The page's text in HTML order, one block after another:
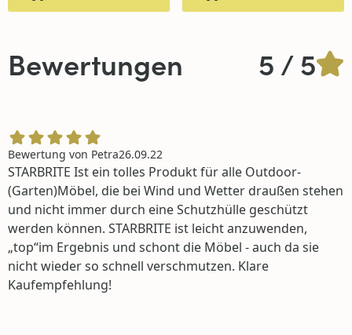
Bewertungen 5 / 5
Bewertung von Petra26. September 2022
26.09.22
STARBRITE Ist ein tolles Produkt für alle Outdoor-
(Garten)Möbel, die bei Wind und Wetter draußen stehen
und nicht immer durch eine Schutzhülle geschützt
werden können. STARBRITE ist leicht anzuwenden,
„top“im Ergebnis und schont die Möbel - auch da sie
nicht wieder so schnell verschmutzen. Klare
Kaufempfehlung!